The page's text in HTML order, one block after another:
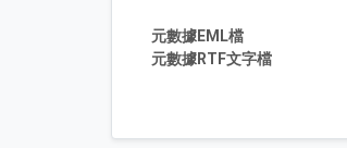
元數據EML檔
元數據RTF文字檔